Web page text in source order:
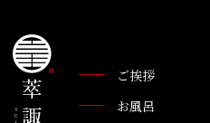
ご挨拶
お風呂